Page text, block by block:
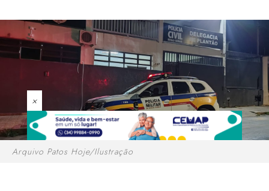
×
Arquivo Patos Hoje/Ilustração